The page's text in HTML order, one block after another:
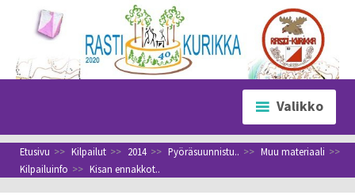
sisältöön
Valikko
Etusivu >> Kilpailut >> 2014 >> Pyöräsuunnistu.. >> Muu materiaali >>
Kilpailuinfo >> Kisan ennakkot..